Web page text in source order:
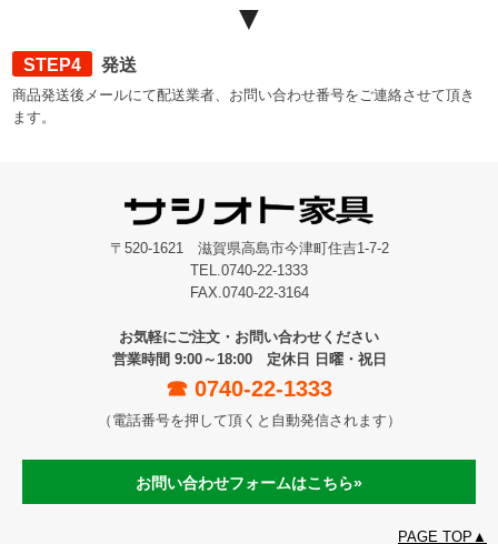
▼
STEP4 発送
商品発送後メールにて配送業者、お問い合わせ番号をご連絡させて頂き
ます。
〒520-1621 滋賀県高島市今津町住吉1-7-2
TEL.0740-22-1333
FAX.0740-22-3164
お気軽にご注文・お問い合わせください
営業時間 9:00～18:00 定休日 日曜・祝日
☎︎ 0740-22-1333
（電話番号を押して頂くと自動発信されます）
お問い合わせフォームはこちら»
PAGE TOP▲